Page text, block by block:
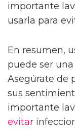
importante
usarla para
En resumen,
puede ser
Asegúrate de
sus
importante
evitar